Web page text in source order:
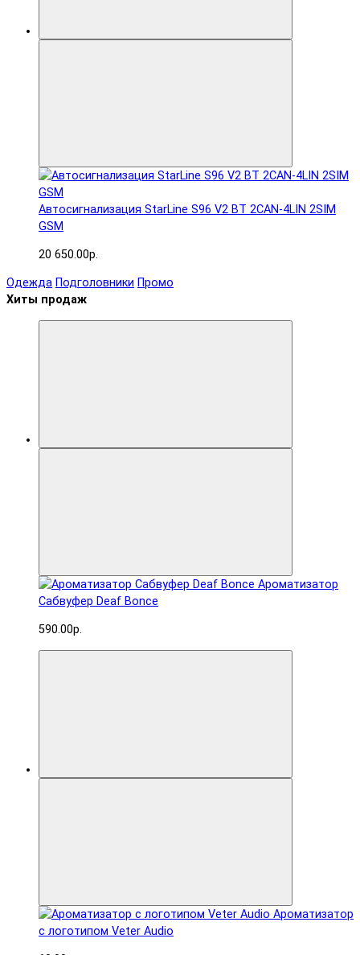
Автосигнализация StarLine S96 V2 BT 2CAN-4LIN 2SIM
GSM
20 650.00р.
Одежда Подголовники Промо
Хиты продаж
Ароматизатор
Сабвуфер Deaf Bonce
590.00р.
Ароматизатор
с логотипом Veter Audio